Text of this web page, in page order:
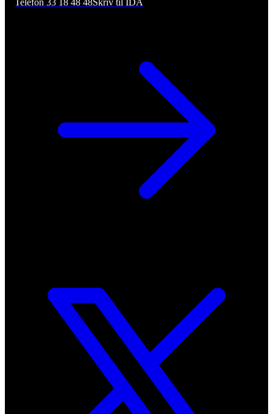
Telefon 33 18 48 48Skriv til IDA